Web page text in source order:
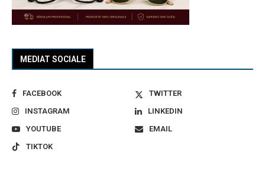
MEDIAT SOCIALE
FACEBOOK
TWITTER
INSTAGRAM
LINKEDIN
YOUTUBE
EMAIL
TIKTOK